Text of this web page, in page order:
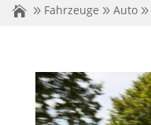
Fahrzeuge Auto